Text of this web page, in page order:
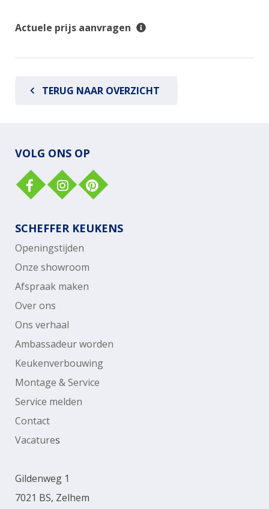
Actuele prijs aanvragen
TERUG NAAR OVERZICHT
VOLG ONS OP
SCHEFFER KEUKENS
Openingstijden
Onze showroom
Afspraak maken
Over ons
Ons verhaal
Ambassadeur worden
Keukenverbouwing
Montage & Service
Service melden
Contact
Vacatures
Gildenweg 1
7021 BS, Zelhem